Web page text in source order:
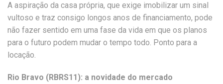
A aspiração da casa própria, que exige imobilizar um sinal
vultoso e traz consigo longos anos de financiamento, pode
não fazer sentido em uma fase da vida em que os planos
para o futuro podem mudar o tempo todo. Ponto para a
locação.
Rio Bravo (RBRS11): a novidade do mercado